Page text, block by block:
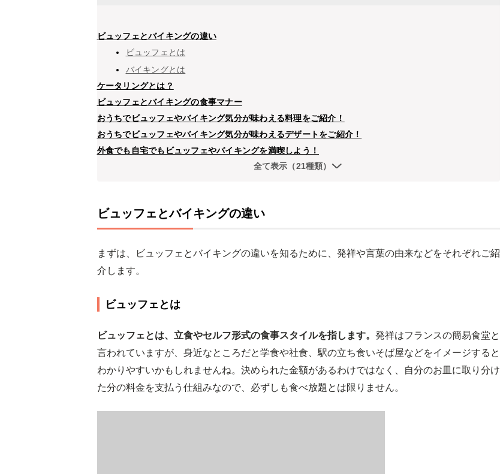
ビュッフェとバイキングの違い
ビュッフェとは
バイキングとは
ケータリングとは？
ビュッフェとバイキングの食事マナー
おうちでビュッフェやバイキング気分が味わえる料理をご紹介！
おうちでビュッフェやバイキング気分が味わえるデザートをご紹介！
外食でも自宅でもビュッフェやバイキングを満喫しよう！
全て表示（21種類）
ビュッフェとバイキングの違い
まずは、ビュッフェとバイキングの違いを知るために、発祥や言葉の由来などをそれぞれご紹
介します。
ビュッフェとは
ビュッフェとは、立食やセルフ形式の食事スタイルを指します。 発祥はフランスの簡易食堂と
言われていますが、身近なところだと学食や社食、駅の立ち食いそば屋などをイメージすると
わかりやすいかもしれませんね。決められた金額があるわけではなく、自分のお皿に取り分け
た分の料金を支払う仕組みなので、必ずしも食べ放題とは限りません。